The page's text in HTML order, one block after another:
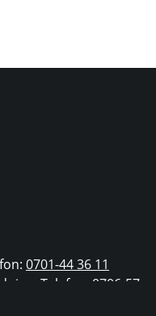
0701-44 36 11
Telefon: 0706-57